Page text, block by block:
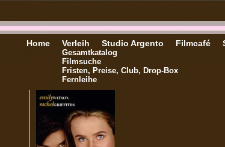
Home Verleih
Gesamtkatalog
Filmsuche
Fristen, Preise, Club, Drop-Box
Fernleihe
Studio Argento Filmcafé